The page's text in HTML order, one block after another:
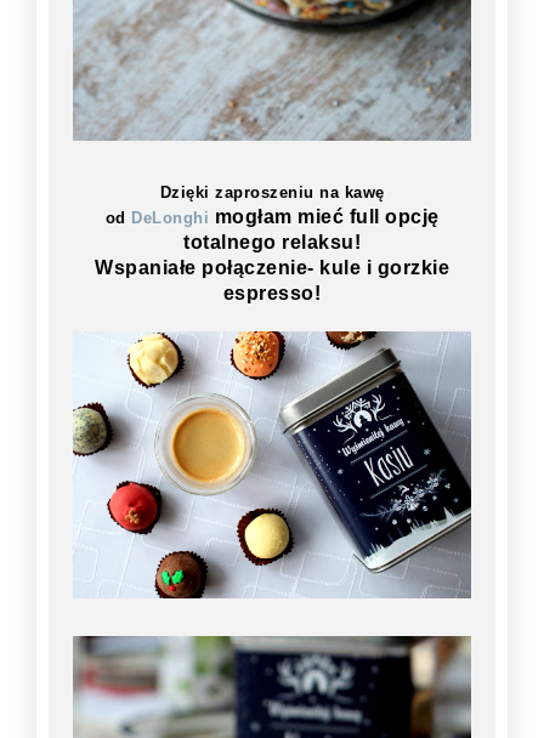
Dzięki zaproszeniu na kawę
od DeLonghi mogłam mieć full opcję
totalnego relaksu!
Wspaniałe połączenie- kule i gorzkie
espresso!